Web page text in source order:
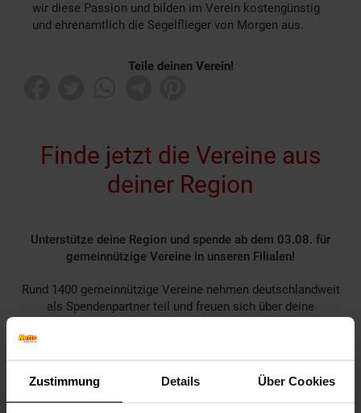
Zustimmung Details Über Cookies
wir diese Passion und bilden im Verein kostengünstig
und ehrenamtlich die Segelflieger von Morgen aus.
Teile deinen Verein!
Finde jetzt die Vereine aus
deiner Region
Unterstütze deine Region und spende ab dem 03.08. für
gemeinnützige Vereine in unseren Filialen!
Rund 1400 gemeinnützige Vereine nehmen deutschlandweit
als Spendenpartner teil und freuen sich über deine
Spende für einen Verein in deiner Region, indem du an der
Kasse auf den nächsten 10 ct Betrag aufrundest oder dein
Pfand am Pfandautomaten spendest.
Welchen Verein du in deiner Region unterstützen kannst